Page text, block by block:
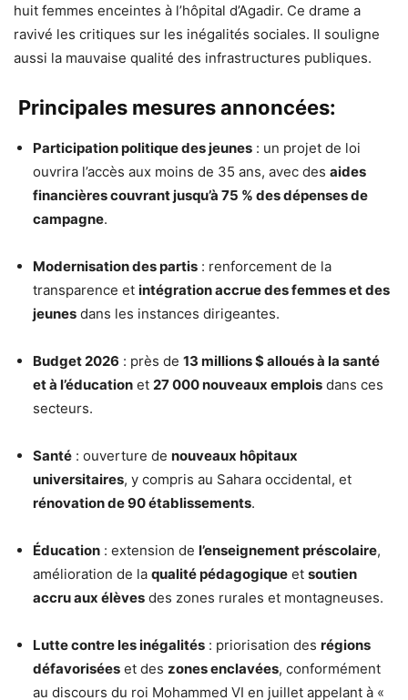
huit femmes enceintes à l’hôpital d’Agadir. Ce drame a
ravivé les critiques sur les inégalités sociales. Il souligne
aussi la mauvaise qualité des infrastructures publiques.
Principales mesures annoncées:
Participation politique des jeunes : un projet de loi
ouvrira l’accès aux moins de 35 ans, avec des aides
financières couvrant jusqu’à 75 % des dépenses de
campagne.
Modernisation des partis : renforcement de la
transparence et intégration accrue des femmes et des
jeunes dans les instances dirigeantes.
Budget 2026 : près de 13 millions $ alloués à la santé
et à l’éducation et 27 000 nouveaux emplois dans ces
secteurs.
Santé : ouverture de nouveaux hôpitaux
universitaires, y compris au Sahara occidental, et
rénovation de 90 établissements.
Éducation : extension de l’enseignement préscolaire,
amélioration de la qualité pédagogique et soutien
accru aux élèves des zones rurales et montagneuses.
Lutte contre les inégalités : priorisation des régions
défavorisées et des zones enclavées, conformément
au discours du roi Mohammed VI en juillet appelant à «